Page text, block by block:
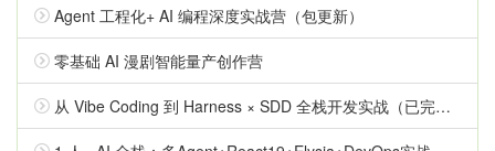
Agent 工程化+ AI 编程深度实战营（包更新）
零基础 AI 漫剧智能量产创作营
从 Vibe Coding 到 Harness × SDD 全栈开发实战（已完结）